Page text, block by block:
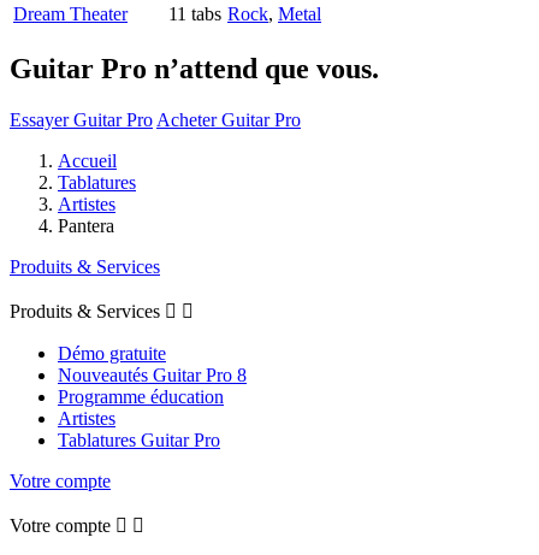
Dream Theater
11 tabs Rock, Metal
Guitar Pro n’attend que vous.
Essayer Guitar Pro Acheter Guitar Pro
Accueil
Tablatures
Artistes
Pantera
Produits & Services
Produits & Services  
Démo gratuite
Nouveautés Guitar Pro 8
Programme éducation
Artistes
Tablatures Guitar Pro
Votre compte
Votre compte  